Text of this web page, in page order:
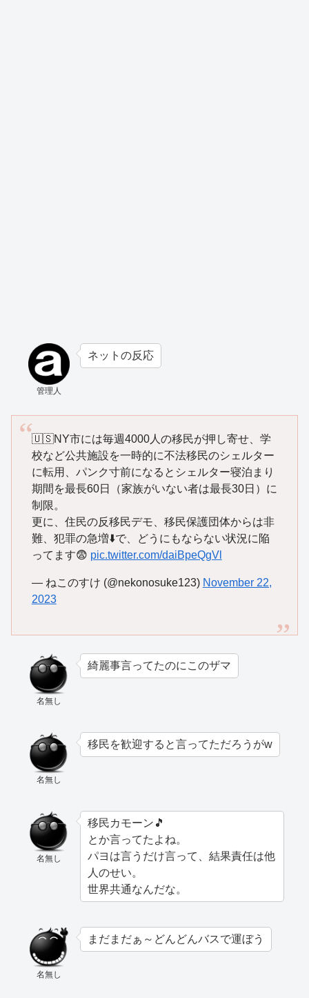
管理人
ネットの反応
🇺🇸NY市には毎週4000人の移民が押し寄せ、学
校など公共施設を一時的に不法移民のシェルター
に転用、パンク寸前になるとシェルター寝泊まり
期間を最長60日（家族がいない者は最長30日）に
制限。
更に、住民の反移民デモ、移民保護団体からは非
難、犯罪の急増⬇️で、どうにもならない状況に陥
ってます😨 pic.twitter.com/daiBpeQgVl
— ねこのすけ (@nekonosuke123) November 22,
2023
名無し
綺麗事言ってたのにこのザマ
名無し
移民を歓迎すると言ってただろうがw
名無し
移民カモーン🎵
とか言ってたよね。
パヨは言うだけ言って、結果責任は他
人のせい。
世界共通なんだな。
名無し
まだまだぁ～どんどんバスで運ぼう